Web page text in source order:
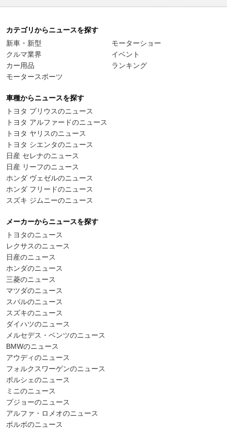
カテゴリからニュースを探す
新車・新型
クルマ業界
カー用品
モータースポーツ
モーターショー
イベント
ランキング
車種からニュースを探す
トヨタ プリウスのニュース
トヨタ アルファードのニュース
トヨタ ヤリスのニュース
トヨタ シエンタのニュース
日産 セレナのニュース
日産 リーフのニュース
ホンダ ヴェゼルのニュース
ホンダ フリードのニュース
スズキ ジムニーのニュース
メーカーからニュースを探す
トヨタのニュース
レクサスのニュース
日産のニュース
ホンダのニュース
三菱のニュース
マツダのニュース
スバルのニュース
スズキのニュース
ダイハツのニュース
メルセデス・ベンツのニュース
BMWのニュース
アウディのニュース
フォルクスワーゲンのニュース
ポルシェのニュース
ミニのニュース
プジョーのニュース
アルファ・ロメオのニュース
ボルボのニュース